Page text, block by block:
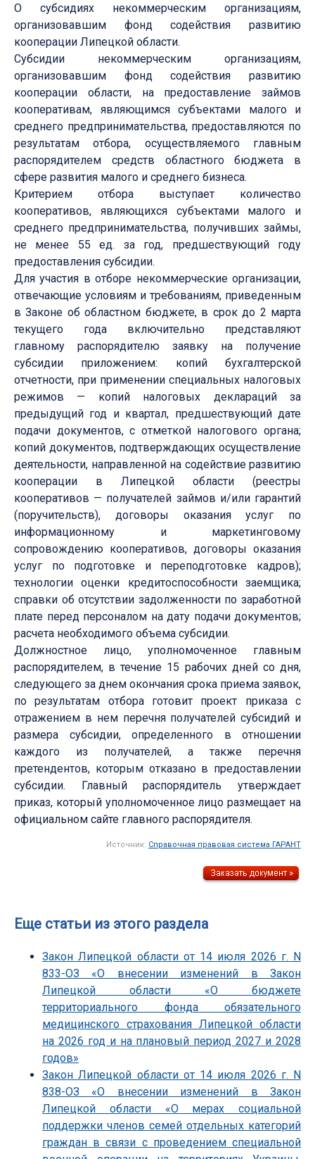
О субсидиях некоммерческим организациям,
организовавшим фонд содействия развитию
кооперации Липецкой области.
Субсидии некоммерческим организациям,
организовавшим фонд содействия развитию
кооперации области, на предоставление займов
кооперативам, являющимся субъектами малого и
среднего предпринимательства, предоставляются по
результатам отбора, осуществляемого главным
распорядителем средств областного бюджета в
сфере развития малого и среднего бизнеса.
Критерием отбора выступает количество
кооперативов, являющихся субъектами малого и
среднего предпринимательства, получивших займы,
не менее 55 ед. за год, предшествующий году
предоставления субсидии.
Для участия в отборе некоммерческие организации,
отвечающие условиям и требованиям, приведенным
в Законе об областном бюджете, в срок до 2 марта
текущего года включительно представляют
главному распорядителю заявку на получение
субсидии приложением: копий бухгалтерской
отчетности, при применении специальных налоговых
режимов — копий налоговых деклараций за
предыдущий год и квартал, предшествующий дате
подачи документов, с отметкой налогового органа;
копий документов, подтверждающих осуществление
деятельности, направленной на содействие развитию
кооперации в Липецкой области (реестры
кооперативов — получателей займов и/или гарантий
(поручительств), договоры оказания услуг по
информационному и маркетинговому
сопровождению кооперативов, договоры оказания
услуг по подготовке и переподготовке кадров);
технологии оценки кредитоспособности заемщика;
справки об отсутствии задолженности по заработной
плате перед персоналом на дату подачи документов;
расчета необходимого объема субсидии.
Должностное лицо, уполномоченное главным
распорядителем, в течение 15 рабочих дней со дня,
следующего за днем окончания срока приема заявок,
по результатам отбора готовит проект приказа с
отражением в нем перечня получателей субсидий и
размера субсидии, определенного в отношении
каждого из получателей, а также перечня
претендентов, которым отказано в предоставлении
субсидии. Главный распорядитель утверждает
приказ, который уполномоченное лицо размещает на
официальном сайте главного распорядителя.
Источник: Справочная правовая система ГАРАНТ
Еще статьи из этого раздела
Закон Липецкой области от 14 июля 2026 г. N
833-ОЗ «О внесении изменений в Закон
Липецкой области «О бюджете
территориального фонда обязательного
медицинского страхования Липецкой области
на 2026 год и на плановый период 2027 и 2028
годов»
Закон Липецкой области от 14 июля 2026 г. N
838-ОЗ «О внесении изменений в Закон
Липецкой области «О мерах социальной
поддержки членов семей отдельных категорий
граждан в связи с проведением специальной